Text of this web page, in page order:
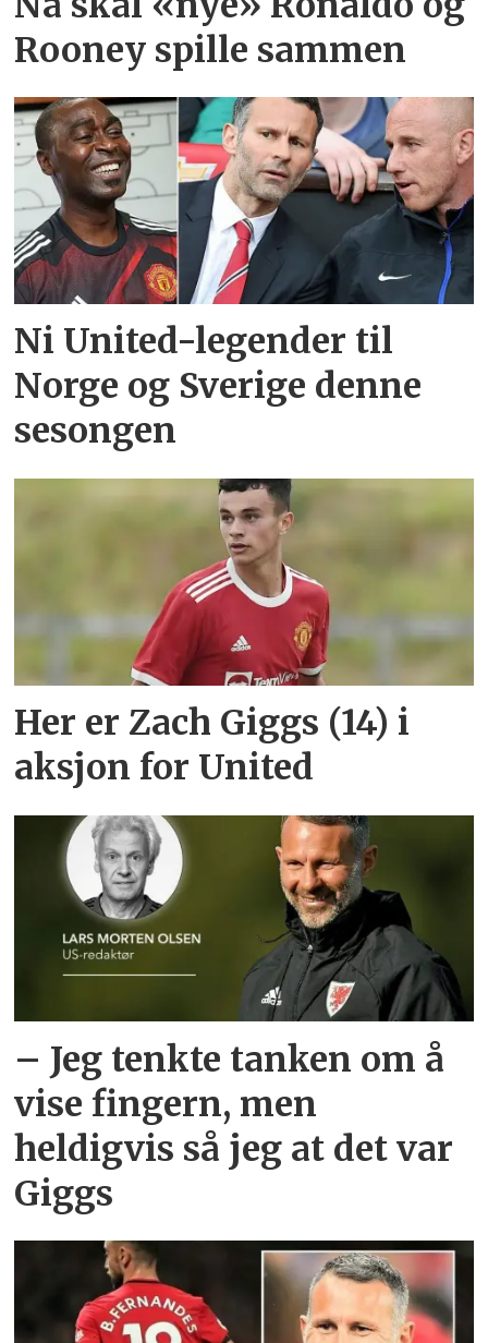
Rooney spille sammen
Ni United-legender til
Norge og Sverige denne
sesongen
Her er Zach Giggs (14) i
aksjon for United
– Jeg tenkte tanken om å
vise fingern, men
heldigvis så jeg at det var
Giggs